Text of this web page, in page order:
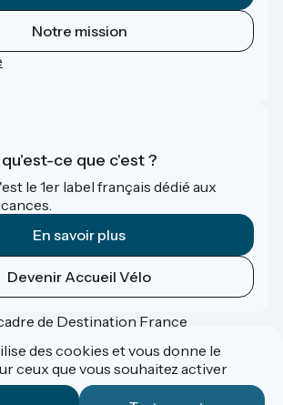
Notre mission
qu'est-ce que c'est ?
le 1er label français dédié aux
En savoir plus
Devenir Accueil Vélo
de Destination France
des cookies et vous donne le
ceux que vous souhaitez activer